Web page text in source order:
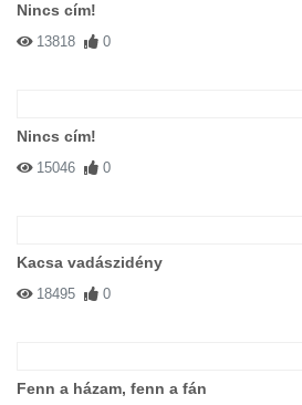
Nincs cím!
13818 0
Nincs cím!
15046 0
Kacsa vadászidény
18495 0
Fenn a házam, fenn a fán